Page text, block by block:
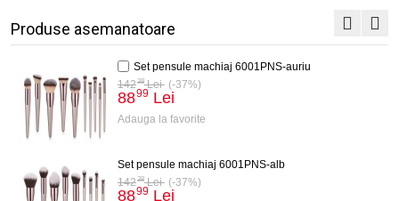
Produse asemanatoare
Set pensule machiaj 6001PNS-auriu
14238Lei (-37%)
8899 Lei
Adauga la favorite
Set pensule machiaj 6001PNS-alb
14238Lei (-37%)
8899 Lei